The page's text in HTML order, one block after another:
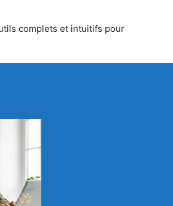
complets et intuitifs pour